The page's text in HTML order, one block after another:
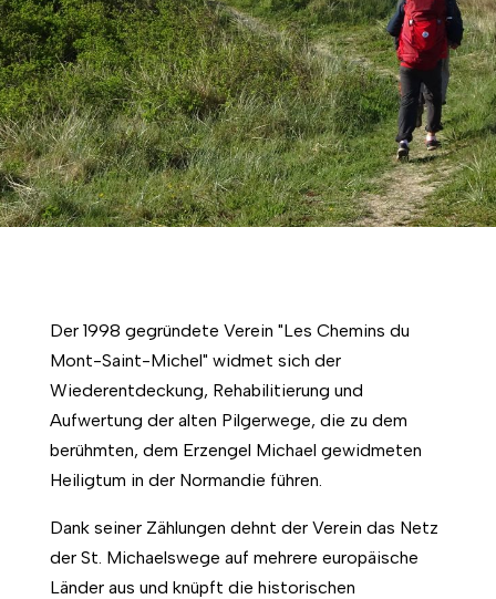
Der 1998 gegründete Verein "Les Chemins du
Mont-Saint-Michel" widmet sich der
Wiederentdeckung, Rehabilitierung und
Aufwertung der alten Pilgerwege, die zu dem
berühmten, dem Erzengel Michael gewidmeten
Heiligtum in der Normandie führen.
Dank seiner Zählungen dehnt der Verein das Netz
der St. Michaelswege auf mehrere europäische
Länder aus und knüpft die historischen